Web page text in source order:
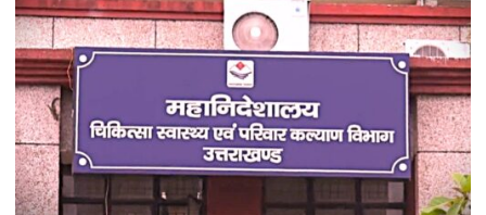
पर
नया
विवाद,
के
नाबालिग
का
दावा;